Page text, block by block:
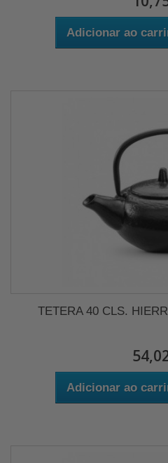
Adicionar ao
TETERA 40 CLS.
Adicionar ao